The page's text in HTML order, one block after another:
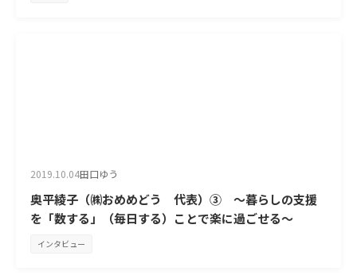
2019.10.04田口ゆう
奥平綾子（㈱おめめどう 代表）③ ～暮らしの支援
を「数する」（毎日する）ことで楽に過ごせる～
インタビュー